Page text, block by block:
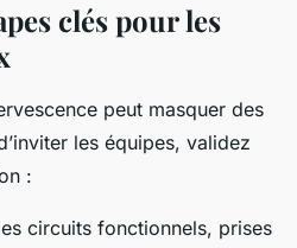
clés pour les
peut masquer des
les équipes, validez
:
circuits fonctionnels, prises